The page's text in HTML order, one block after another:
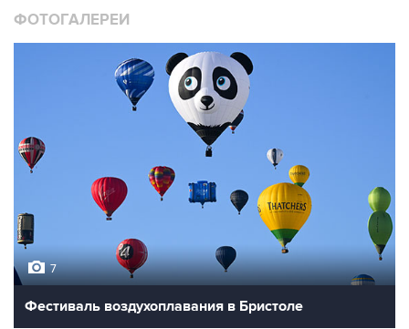
ФОТОГАЛЕРЕИ
7
Фестиваль воздухоплавания в Бристоле